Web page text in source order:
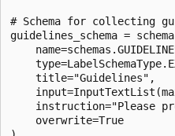
# Schema for collecting
guidelines_schema =
    title="Guidelines",
instruction="Please
    overwrite=True